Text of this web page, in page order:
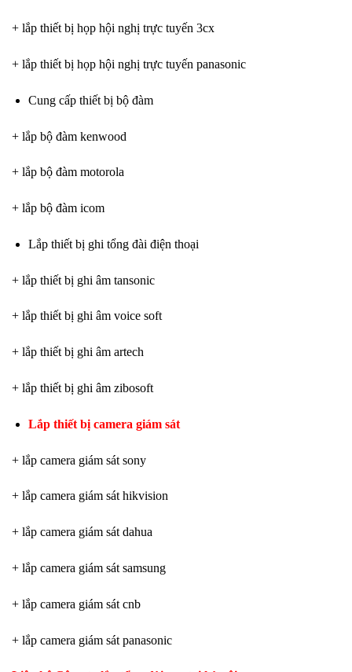
+ lắp thiết bị họp hội nghị trực tuyến 3cx
+ lắp thiết bị họp hội nghị trực tuyến panasonic
Cung cấp thiết bị bộ đàm
+ lắp bộ đàm kenwood
+ lắp bộ đàm motorola
+ lắp bộ đàm icom
Lắp thiết bị ghi tổng đài điện thoại
+ lắp thiết bị ghi âm tansonic
+ lắp thiết bị ghi âm voice soft
+ lắp thiết bị ghi âm artech
+ lắp thiết bị ghi âm zibosoft
Lắp thiết bị camera giám sát
+ lắp camera giám sát sony
+ lắp camera giám sát hikvision
+ lắp camera giám sát dahua
+ lắp camera giám sát samsung
+ lắp camera giám sát cnb
+ lắp camera giám sát panasonic